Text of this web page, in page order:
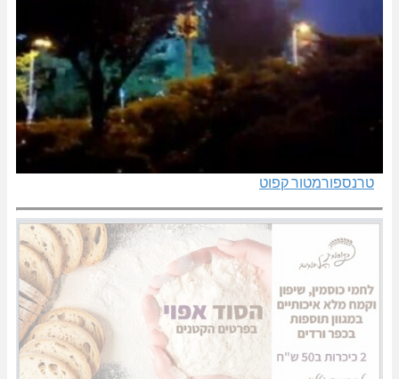
טרנספורמטור קפוט